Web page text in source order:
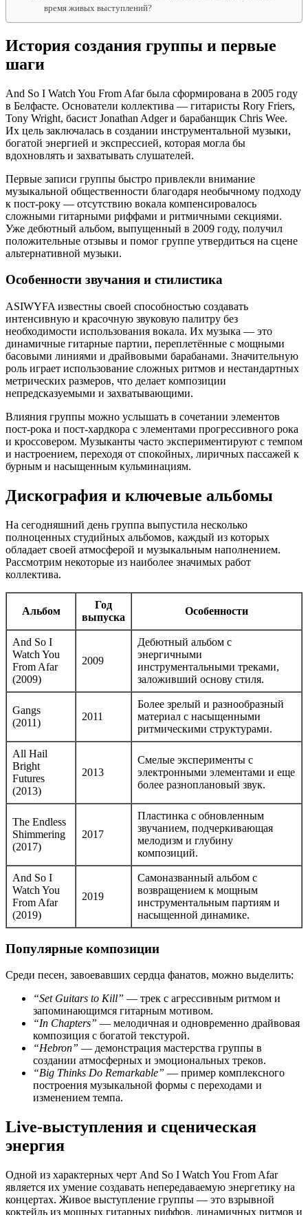
время живых выступлений?
История создания группы и первые
шаги
And So I Watch You From Afar была сформирована в 2005 году
в Белфасте. Основатели коллектива — гитаристы Rory Friers,
Tony Wright, басист Jonathan Adger и барабанщик Chris Wee.
Их цель заключалась в создании инструментальной музыки,
богатой энергией и экспрессией, которая могла бы
вдохновлять и захватывать слушателей.
Первые записи группы быстро привлекли внимание
музыкальной общественности благодаря необычному подходу
к пост-року — отсутствию вокала компенсировалось
сложными гитарными риффами и ритмичными секциями.
Уже дебютный альбом, выпущенный в 2009 году, получил
положительные отзывы и помог группе утвердиться на сцене
альтернативной музыки.
Особенности звучания и стилистика
ASIWYFA известны своей способностью создавать
интенсивную и красочную звуковую палитру без
необходимости использования вокала. Их музыка — это
динамичные гитарные партии, переплетённые с мощными
басовыми линиями и драйвовыми барабанами. Значительную
роль играет использование сложных ритмов и нестандартных
метрических размеров, что делает композиции
непредсказуемыми и захватывающими.
Влияния группы можно услышать в сочетании элементов
пост-рока и пост-хардкора с элементами прогрессивного рока
и кроссовером. Музыканты часто экспериментируют с темпом
и настроением, переходя от спокойных, лиричных пассажей к
бурным и насыщенным кульминациям.
Дискография и ключевые альбомы
На сегодняшний день группа выпустила несколько
полноценных студийных альбомов, каждый из которых
обладает своей атмосферой и музыкальным наполнением.
Рассмотрим некоторые из наиболее значимых работ
коллектива.
Альбом
Год
выпуска
Особенности
And So I
Watch You
From Afar
(2009)
2009
Дебютный альбом с
энергичными
инструментальными треками,
заложивший основу стиля.
Gangs
(2011)
2011
Более зрелый и разнообразный
материал с насыщенными
ритмическими структурами.
All Hail
Bright
Futures
(2013)
2013
Смелые эксперименты с
электронными элементами и еще
более разноплановый звук.
The Endless
Shimmering
(2017)
2017
Пластинка с обновленным
звучанием, подчеркивающая
мелодизм и глубину
композиций.
And So I
Watch You
From Afar
(2019)
2019
Самоназванный альбом с
возвращением к мощным
инструментальным партиям и
насыщенной динамике.
Популярные композиции
Среди песен, завоевавших сердца фанатов, можно выделить:
“Set Guitars to Kill” — трек с агрессивным ритмом и
запоминающимся гитарным мотивом.
“In Chapters” — мелодичная и одновременно драйвовая
композиция с богатой текстурой.
“Hebron” — демонстрация мастерства группы в
создании атмосферных и эмоциональных треков.
“Big Thinks Do Remarkable” — пример комплексного
построения музыкальной формы с переходами и
изменением темпа.
Live-выступления и сценическая
энергия
Одной из характерных черт And So I Watch You From Afar
является их умение создавать непередаваемую энергетику на
концертах. Живое выступление группы — это взрывной
коктейль из мощных гитарных риффов, динамичных ритмов и